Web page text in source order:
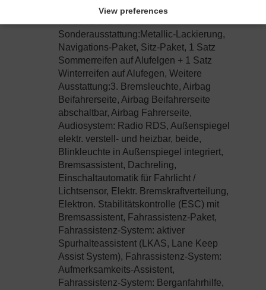
View preferences
UNTER: WWW.CAR-PLACE-
Sonderausstattung:Metallic-Lackierung,
Navigations-Paket, Sitz-Paket, 1 Satz
Sommerreifen auf Alufelgen + 1 Satz
Winterreifen auf Alufegen, Weitere
Ausstattung:3. Bremsleuchte, Airbag
Beifahrerseite, Airbag Beifahrerseite
abschaltbar, Airbag Fahrerseite,
Audiosystem: Radio RDS, Außenspiegel
elektr. verstell- und heizbar, beide,
Blinkleuchte in Außenspiegel integriert,
Bremsassistent, Dachreling,
Einschaltautomatik für Fahrlicht /
Lichtsensor, Elektr. Bremskraftverteilung,
Elektron. Stabilitätskontrolle (ESC) mit
Bremsassistent, Fahrassistenz-Paket,
Fahrassistenz-System: aktiver
Spurhalteassistent (LKAS, Lane Keep
Assist System), Fahrassistenz-System:
Aufmerksamkeits-Assistent,
Fahrassistenz-System: Berganfahrhilfe,